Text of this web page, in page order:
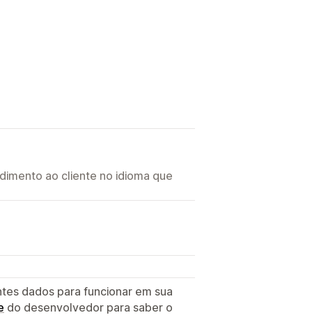
ao cliente no idioma que
dados para funcionar em sua
do desenvolvedor para saber o